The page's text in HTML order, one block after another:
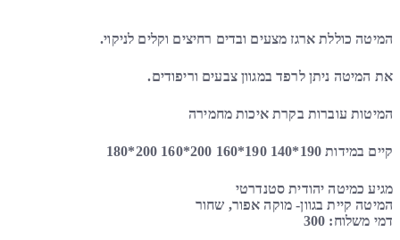
המיטה כוללת ארגז מצעים ובדים רחיצים וקלים לניקוי.
את המיטה ניתן לרפד במגוון צבעים וריפודים.
המיטות עוברות בקרת איכות מחמירה
קיים במידות 190*140 190*160 200*160 200*180
מגיע כמיטה יהודית סטנדרטי
המיטה קיית בגוון- מוקה אפור, שחור
דמי משלוח: 300